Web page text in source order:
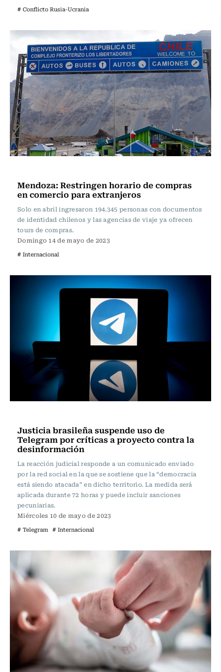
# Conflicto Rusia-Ucrania
Mendoza: Restringen horario de compras
en comercio para extranjeros
Solo en abril ingresaron 194.345 personas con documentos
de identidad chilenos y las agencias de viaje ya ofrecen
tours de compras.
Domingo 14 de mayo de 2023
# Internacional
Justicia brasileña suspende uso de
Telegram por críticas a proyecto contra la
desinformación
La reacción judicial responde a un comunicado enviado
por la red social en la que se sostiene que la “democracia
está siendo atacada” en dicho territorio. La medida será
aplicada durante 72 horas y puede incluir sanciones
pecuniarias.
Miércoles 10 de mayo de 2023
# Telegram # Internacional